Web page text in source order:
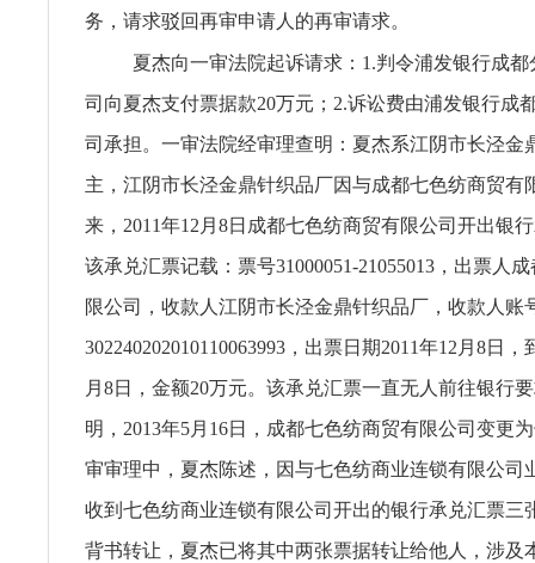
务，请求驳回再审申请人的再审请求。
夏杰向一审法院起诉请求：1.判令浦发银行成
司向夏杰支付票据款20万元；2.诉讼费由浦发银行成
司承担。一审法院经审理查明：夏杰系江阴市长泾金
主，江阴市长泾金鼎针织品厂因与成都七色纺商贸有
来，2011年12月8日成都七色纺商贸有限公司开出银
该承兑汇票记载：票号31000051-21055013，出票人
限公司，收款人江阴市长泾金鼎针织品厂，收款人账
302240202010110063993，出票日期2011年12月8日，
月8日，金额20万元。该承兑汇票一直无人前往银行
明，2013年5月16日，成都七色纺商贸有限公司变更
审审理中，夏杰陈述，因与七色纺商业连锁有限公司
收到七色纺商业连锁有限公司开出的银行承兑汇票三
背书转让，夏杰已将其中两张票据转让给他人，涉及